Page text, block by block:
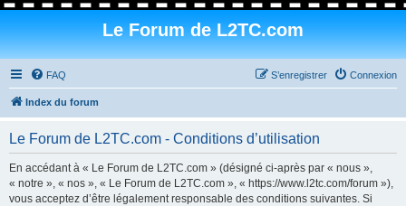
Le Forum de L2TC.com
FAQ Connexion
S’enregistrer
Index du forum
Le Forum de L2TC.com - Conditions d’utilisation
En accédant à « Le Forum de L2TC.com » (désigné ci-après par « nous »,
« notre », « nos », « Le Forum de L2TC.com », « https://www.l2tc.com/forum »),
vous acceptez d’être légalement responsable des conditions suivantes. Si